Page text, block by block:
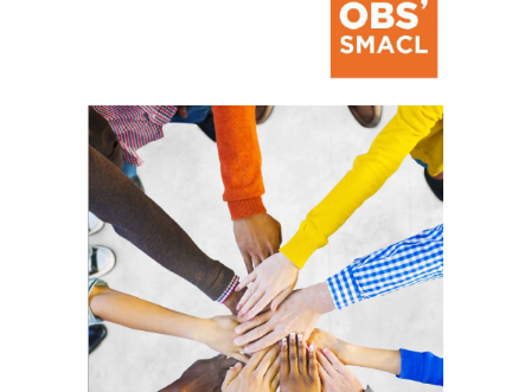
La prévention des conflits
d’intérêts
18 septembre 2023
Fichier joint - Fichier 1 105130 Total 0 Votes...
FEUILLETER